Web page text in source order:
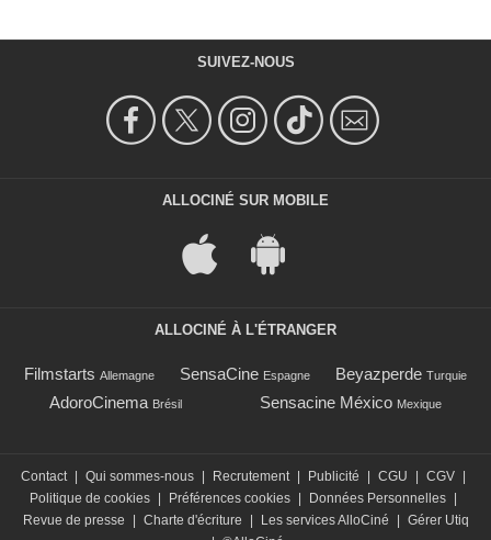
SUIVEZ-NOUS
ALLOCINÉ SUR MOBILE
ALLOCINÉ À L'ÉTRANGER
Filmstarts Allemagne SensaCine Espagne Beyazperde Turquie
AdoroCinema Brésil Sensacine México Mexique
Contact Qui sommes-nous Recrutement Publicité CGU CGV
Politique de cookies
Préférences cookies Données Personnelles
Revue de presse
Charte d'écriture Les services AlloCiné
Gérer Utiq